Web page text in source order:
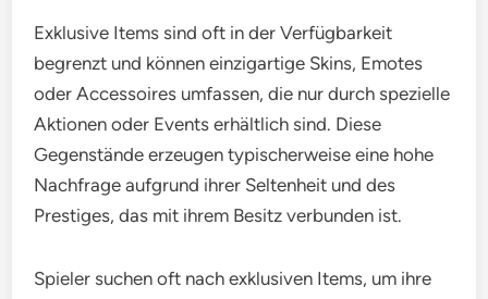
Exklusive Items sind oft in der Verfügbarkeit
begrenzt und können einzigartige Skins, Emotes
oder Accessoires umfassen, die nur durch spezielle
Aktionen oder Events erhältlich sind. Diese
Gegenstände erzeugen typischerweise eine hohe
Nachfrage aufgrund ihrer Seltenheit und des
Prestiges, das mit ihrem Besitz verbunden ist.
Spieler suchen oft nach exklusiven Items, um ihre